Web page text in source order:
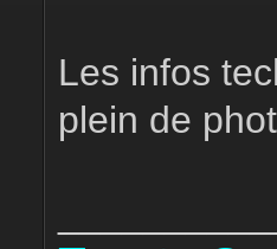
Les infos
plein de